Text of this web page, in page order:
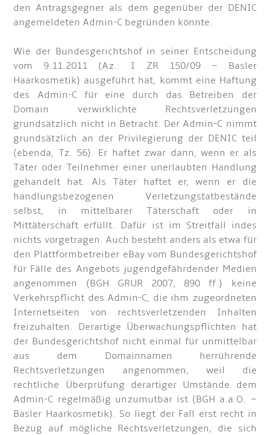
den Antragsgegner als dem gegenüber der DENIC
angemeldeten Admin-C begründen könnte.
Wie der Bundesgerichtshof in seiner Entscheidung
vom 9.11.2011 (Az.: I ZR 150/09 – Basler
Haarkosmetik) ausgeführt hat, kommt eine Haftung
des Admin-C für eine durch das Betreiben der
Domain verwirklichte Rechtsverletzungen
grundsätzlich nicht in Betracht. Der Admin-C nimmt
grundsätzlich an der Privilegierung der DENIC teil
(ebenda, Tz. 56). Er haftet zwar dann, wenn er als
Täter oder Teilnehmer einer unerlaubten Handlung
gehandelt hat. Als Täter haftet er, wenn er die
handlungsbezogenen Verletzungstatbestände
selbst, in mittelbarer Täterschaft oder in
Mittäterschaft erfüllt. Dafür ist im Streitfall indes
nichts vorgetragen. Auch besteht anders als etwa für
den Plattformbetreiber eBay vom Bundesgerichtshof
für Fälle des Angebots jugendgefährdender Medien
angenommen (BGH GRUR 2007, 890 ff.) keine
Verkehrspflicht des Admin-C, die ihm zugeordneten
Internetseiten von rechtsverletzenden Inhalten
freizuhalten. Derartige Überwachungspflichten hat
der Bundesgerichtshof nicht einmal für unmittelbar
aus dem Domainnamen herrührende
Rechtsverletzungen angenommen, weil die
rechtliche Überprüfung derartiger Umstände dem
Admin-C regelmäßig unzumutbar ist (BGH a.a.O. –
Basler Haarkosmetik). So liegt der Fall erst recht in
Bezug auf mögliche Rechtsverletzungen, die sich